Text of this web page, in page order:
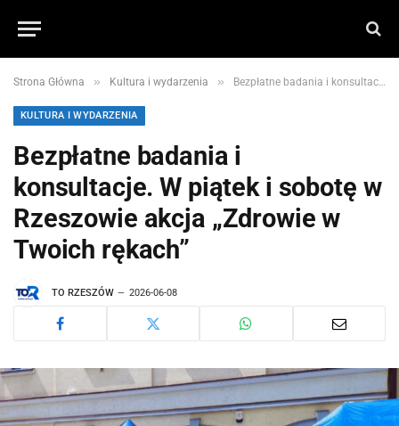
Strona Główna » Kultura i wydarzenia » Bezpłatne badania i konsultacje. W piątek i sobotę w Rzeszowie akcja „Zdrowie w Twoich rękach”
KULTURA I WYDARZENIA
Bezpłatne badania i
konsultacje. W piątek i sobotę w
Rzeszowie akcja „Zdrowie w
Twoich rękach”
TO RZESZÓW 2026-06-08